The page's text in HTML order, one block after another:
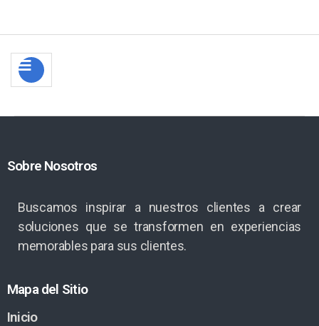
Sobre Nosotros
Buscamos inspirar a nuestros clientes a crear
soluciones que se transformen en experiencias
memorables para sus clientes.
Mapa del Sitio
Inicio